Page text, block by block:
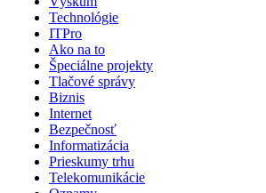
Technológie
ITPro
Ako na to
Špeciálne projekty
Tlačové správy
Biznis
Internet
Bezpečnosť
Informatizácia
Prieskumy trhu
Telekomunikácie